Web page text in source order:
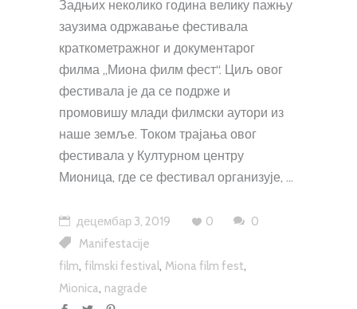
Задњих неколико година велику пажњу
заузима одржавање фестивала
краткометражног и документарог
филма „Миона филм фест“. Циљ овог
фестивала је да се подрже и
промовишу млади филмски аутори из
наше земље. Током трајања овог
фестивала у Културном центру
Мионица, где се фестивал организује,
децембар 3, 2019 0
0
Manifestacije
film, filmski festival, Miona film fest,
Mionica, nagrade